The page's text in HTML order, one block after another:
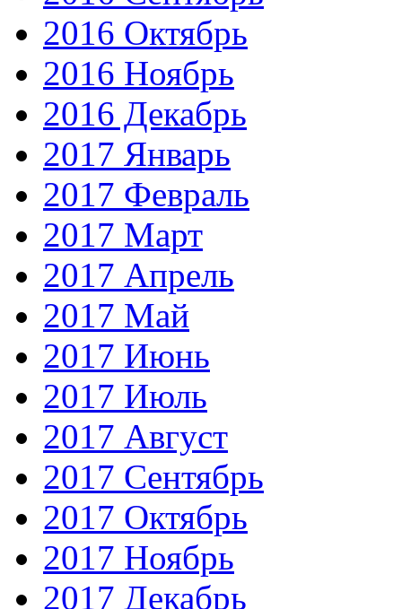
2016 Октябрь
2016 Ноябрь
2016 Декабрь
2017 Январь
2017 Февраль
2017 Март
2017 Апрель
2017 Май
2017 Июнь
2017 Июль
2017 Август
2017 Сентябрь
2017 Октябрь
2017 Ноябрь
2017 Декабрь